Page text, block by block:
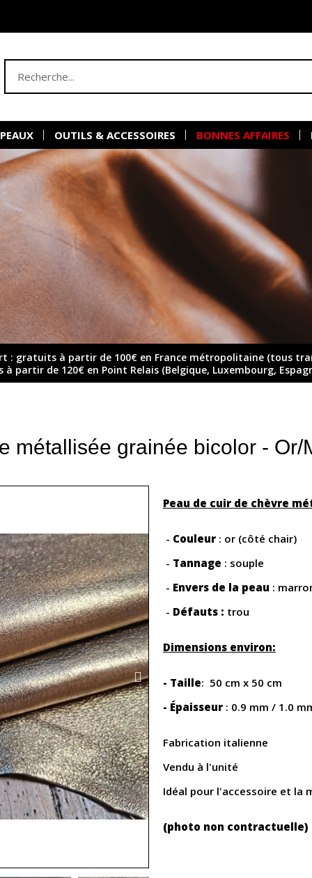
OUTILS & ACCESSOIRES BONNES AFFAIRES
: gratuits à partir de 100€ en France métropolitaine (tous
partir de 120€ en Point Relais (Belgique, Luxembourg,
métallisée grainée bicolor - Or/
Peau de cuir de chèvre
- Couleur : or (côté chair)
- Tannage : souple
- Envers de la peau :
- Défauts : trou
Dimensions environ:
- Taille: 50 cm x 50 cm
- Épaisseur : 0.9 mm / 1.0
Fabrication italienne
Vendu à l'unité
Idéal pour l'accessoire et la
(photo non contractuelle)